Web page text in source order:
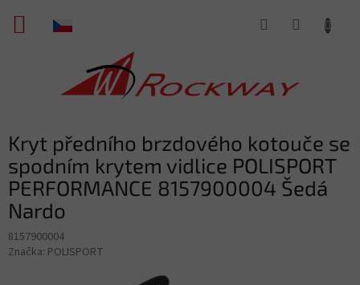
obsah
NÁKUPNÍ
Kryt předního brzdového kotouče se
spodním krytem vidlice POLISPORT
PERFORMANCE 8157900004 Šedá
Nardo
8157900004
Značka: POLISPORT